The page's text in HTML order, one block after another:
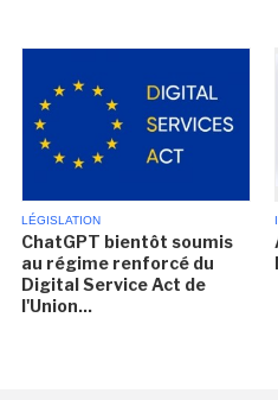
LÉGISLATION
ChatGPT bientôt soumis
au régime renforcé du
Digital Service Act de
l'Union...